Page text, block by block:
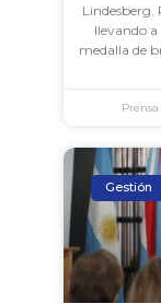
Lindesberg.
llevando
medalla de
Gestión